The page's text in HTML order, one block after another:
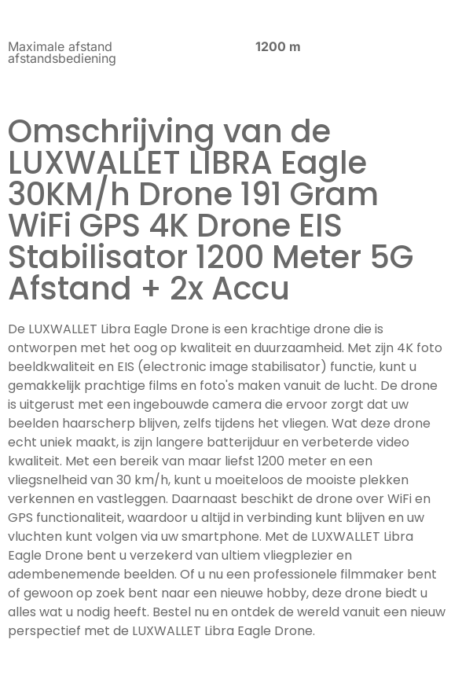
Maximale afstand
afstandsbediening
1200 m
Omschrijving van de
LUXWALLET LIBRA Eagle
30KM/h Drone 191 Gram
WiFi GPS 4K Drone EIS
Stabilisator 1200 Meter 5G
Afstand + 2x Accu
De LUXWALLET Libra Eagle Drone is een krachtige drone die is
ontworpen met het oog op kwaliteit en duurzaamheid. Met zijn 4K foto
beeldkwaliteit en EIS (electronic image stabilisator) functie, kunt u
gemakkelijk prachtige films en foto's maken vanuit de lucht. De drone
is uitgerust met een ingebouwde camera die ervoor zorgt dat uw
beelden haarscherp blijven, zelfs tijdens het vliegen. Wat deze drone
echt uniek maakt, is zijn langere batterijduur en verbeterde video
kwaliteit. Met een bereik van maar liefst 1200 meter en een
vliegsnelheid van 30 km/h, kunt u moeiteloos de mooiste plekken
verkennen en vastleggen. Daarnaast beschikt de drone over WiFi en
GPS functionaliteit, waardoor u altijd in verbinding kunt blijven en uw
vluchten kunt volgen via uw smartphone. Met de LUXWALLET Libra
Eagle Drone bent u verzekerd van ultiem vliegplezier en
adembenemende beelden. Of u nu een professionele filmmaker bent
of gewoon op zoek bent naar een nieuwe hobby, deze drone biedt u
alles wat u nodig heeft. Bestel nu en ontdek de wereld vanuit een nieuw
perspectief met de LUXWALLET Libra Eagle Drone.